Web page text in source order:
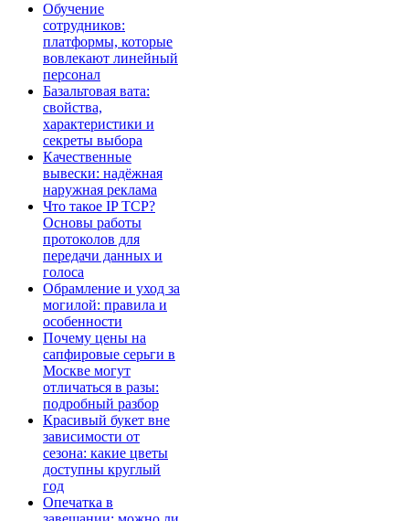
Обучение
сотрудников:
платформы, которые
вовлекают линейный
персонал
Базальтовая вата:
свойства,
характеристики и
секреты выбора
Качественные
вывески: надёжная
наружная реклама
Что такое IP TCP?
Основы работы
протоколов для
передачи данных и
голоса
Обрамление и уход за
могилой: правила и
особенности
Почему цены на
сапфировые серьги в
Москве могут
отличаться в разы:
подробный разбор
Красивый букет вне
зависимости от
сезона: какие цветы
доступны круглый
год
Опечатка в